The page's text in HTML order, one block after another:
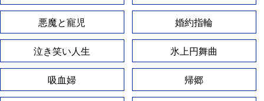
悪魔と寵児 婚約指輪
泣き笑い人生 氷上円舞曲
吸血婦 帰郷